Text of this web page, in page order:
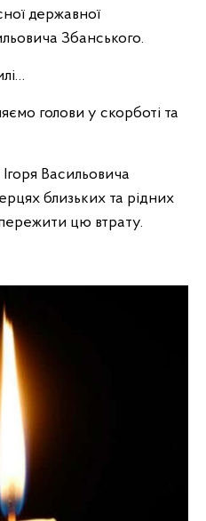
державної
Збанського.
голови у скорботі та
Васильовича
близьких та рідних
цю втрату.